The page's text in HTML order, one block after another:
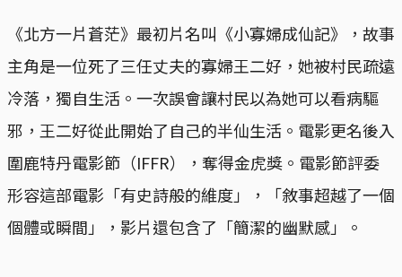
《北方一片蒼茫》最初片名叫《小寡婦成仙記》，故事
主角是一位死了三任丈夫的寡婦王二好，她被村民疏遠
冷落，獨自生活。一次誤會讓村民以為她可以看病驅
邪，王二好從此開始了自己的半仙生活。電影更名後入
圍鹿特丹電影節（IFFR），奪得金虎獎。電影節評委
形容這部電影「有史詩般的維度」，「敘事超越了一個
個體或瞬間」，影片還包含了「簡潔的幽默感」。